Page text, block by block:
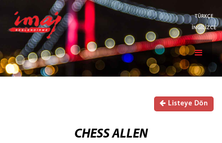
TÜRKÇE
İNGİLİZCE
Listeye Dön
CHESS ALLEN